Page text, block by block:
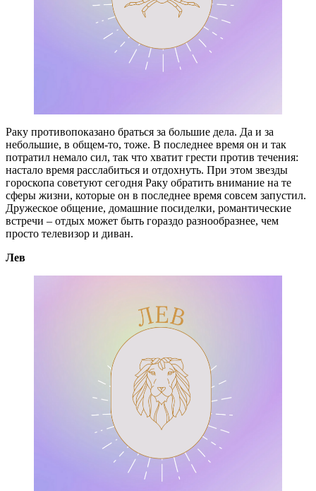
Раку противопоказано браться за большие дела. Да и за
небольшие, в общем-то, тоже. В последнее время он и так
потратил немало сил, так что хватит грести против течения:
настало время расслабиться и отдохнуть. При этом звезды
гороскопа советуют сегодня Раку обратить внимание на те
сферы жизни, которые он в последнее время совсем запустил.
Дружеское общение, домашние посиделки, романтические
встречи – отдых может быть гораздо разнообразнее, чем
просто телевизор и диван.
Лев